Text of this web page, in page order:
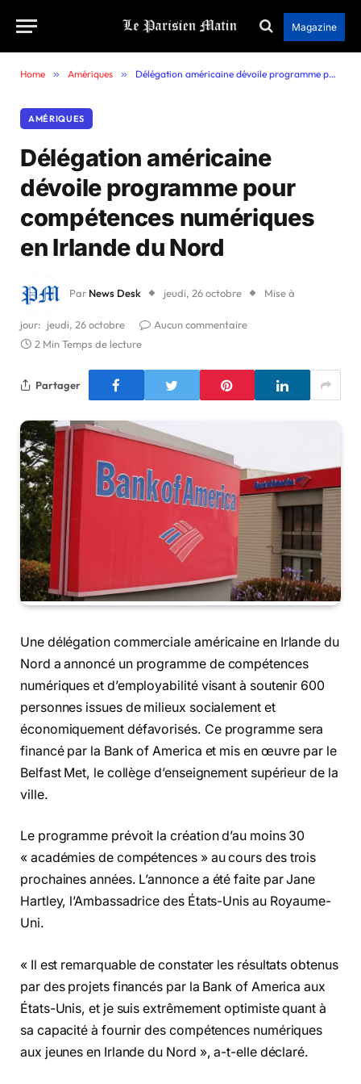
Magazine
Home » Amériques » Délégation américaine dévoile programme pour compétences numériques en Irlande du Nord
AMÉRIQUES
Délégation américaine
dévoile programme pour
compétences numériques
en Irlande du Nord
Par News Desk jeudi, 26 octobre Mise à
jour: jeudi, 26 octobre
Aucun commentaire
2 Min Temps de lecture
Partager
Une délégation commerciale américaine en Irlande du
Nord a annoncé un programme de compétences
numériques et d’employabilité visant à soutenir 600
personnes issues de milieux socialement et
économiquement défavorisés. Ce programme sera
financé par la Bank of America et mis en œuvre par le
Belfast Met, le collège d’enseignement supérieur de la
ville.
Le programme prévoit la création d’au moins 30
« académies de compétences » au cours des trois
prochaines années. L’annonce a été faite par Jane
Hartley, l’Ambassadrice des États-Unis au Royaume-
Uni.
« Il est remarquable de constater les résultats obtenus
par des projets financés par la Bank of America aux
États-Unis, et je suis extrêmement optimiste quant à
sa capacité à fournir des compétences numériques
aux jeunes en Irlande du Nord », a-t-elle déclaré.